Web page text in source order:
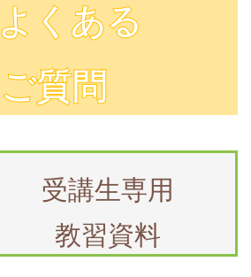
よくある
ご質問
受講生専用
教習資料